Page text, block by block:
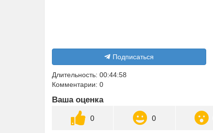
Подписаться
Длительность: 00:44:58
Комментарии: 0
Ваша оценка
0 0